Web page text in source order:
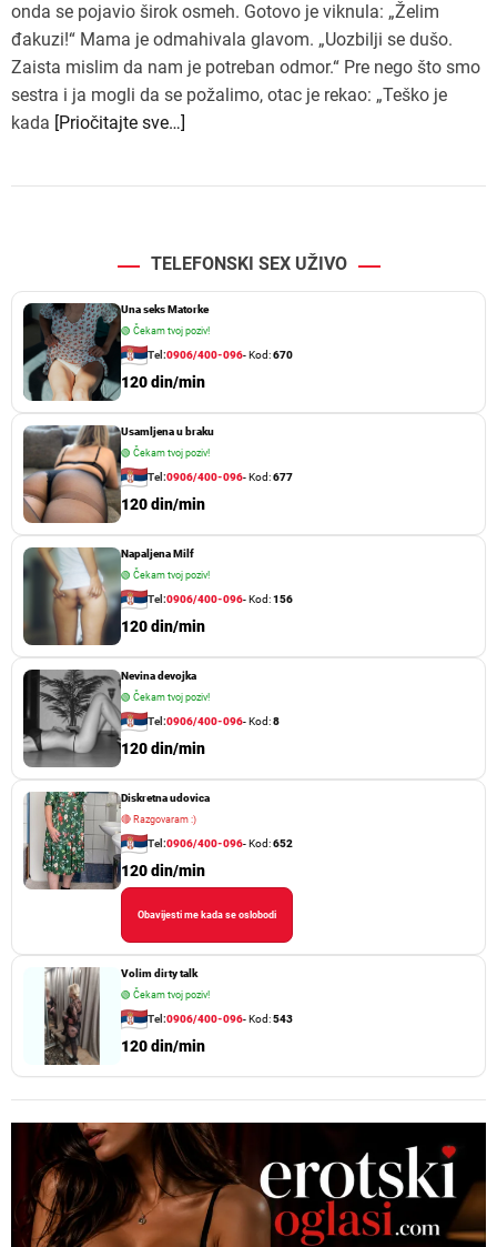
onda se pojavio širok osmeh. Gotovo je viknula: „Želim
đakuzi!“ Mama je odmahivala glavom. „Uozbilji se dušo.
Zaista mislim da nam je potreban odmor.“ Pre nego što smo
sestra i ja mogli da se požalimo, otac je rekao: „Teško je
kada [Priočitajte sve…]
TELEFONSKI SEX UŽIVO
Una seks Matorke
🟢 Čekam tvoj poziv!
Tel:0906/400-096- Kod:670
120 din/min
Usamljena u braku
🟢 Čekam tvoj poziv!
Tel:0906/400-096- Kod:677
120 din/min
Napaljena Milf
🟢 Čekam tvoj poziv!
Tel:0906/400-096- Kod:156
120 din/min
Nevina devojka
🟢 Čekam tvoj poziv!
Tel:0906/400-096- Kod:8
120 din/min
Diskretna udovica
🔴Razgovaram :)
Tel:0906/400-096- Kod:652
120 din/min
Obavijesti me kada se oslobodi
Volim dirty talk
🟢 Čekam tvoj poziv!
Tel:0906/400-096- Kod:543
120 din/min